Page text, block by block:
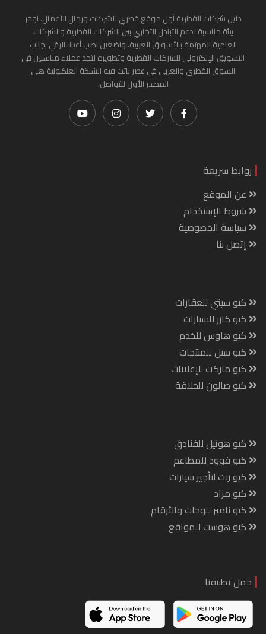
دليل شركات القطرية أول موقع قطري للشركات ورجال الأعمال. نوفر
بيئة مناسبة لدعم التبادل التجاري بين الشركات القطرية والشركات
العامية المهتمة بالأسواق العربية. واضعين نصب أعيننا الرقي بجانب
التسويق الإلكتروني للشركات القطرية وتطويره لتجد عملاء مناسبين في
السوق القطري والعربي في عصر باتت فيه الشبكة العنكبونية هي
المصدر الأول للتواصل.
روابط سريعة
عن الموقع
شروط الإستخدام
سياسة الخصوصية
إتصل بنا
كيو سيتي للعقارات
كيو كارز للسيارات
كيو هاوس للخدم
كيو سيل للمنتجات
كيو ماركت للإعلانات
كيو صالون للحلاقة
كيو هوتيل للفنادق
كيو فوود للمطاعم
كيو رنت لتأجير سيارات
كيو مزاد
كيو نامبر للوحات والأرقام
كيو هوست للمواقع
حمل تطبيقنا